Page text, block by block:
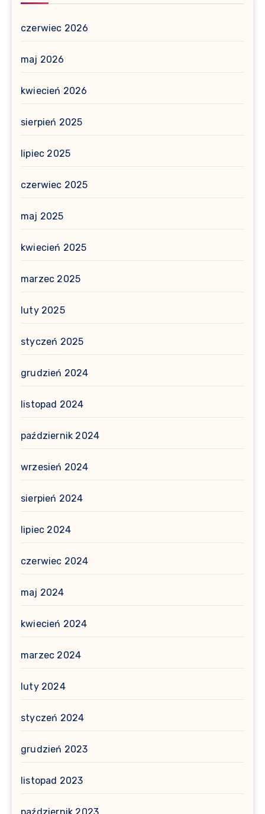
czerwiec 2026
maj 2026
kwiecień 2026
sierpień 2025
lipiec 2025
czerwiec 2025
maj 2025
kwiecień 2025
marzec 2025
luty 2025
styczeń 2025
grudzień 2024
listopad 2024
październik 2024
wrzesień 2024
sierpień 2024
lipiec 2024
czerwiec 2024
maj 2024
kwiecień 2024
marzec 2024
luty 2024
styczeń 2024
grudzień 2023
listopad 2023